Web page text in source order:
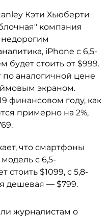
Кэти Хьюберти
компания
iPhone с 6,5-
стоить от $999.
аналогичной цене
экраном.
финансовом году, как
примерно на 2%,
что смартфоны
с 6,5-
$1099, с 5,8-
дешевая — $799.
журналистам о